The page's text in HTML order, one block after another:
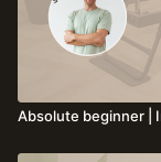
Absolute beginner |